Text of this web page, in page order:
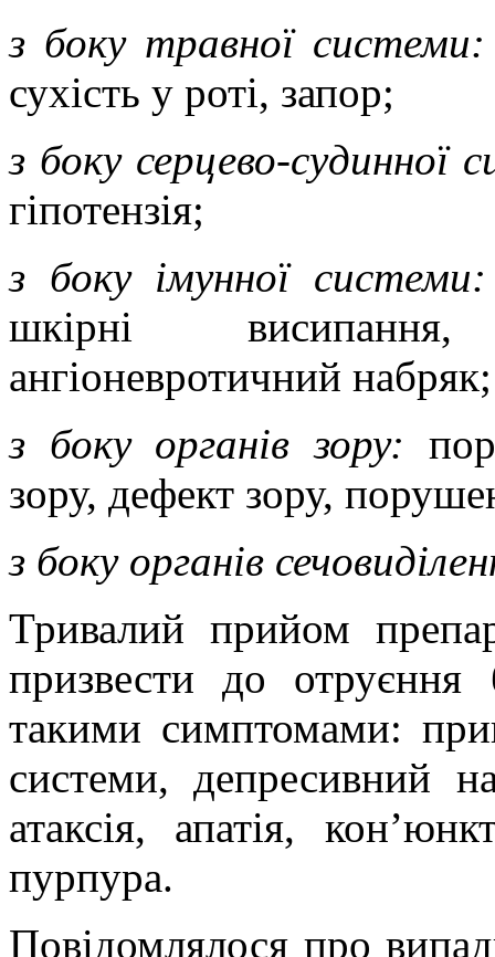
з боку травної системи:
сухість у роті, запор;
з боку серцево-судинної
гіпотензія;
з боку імунної системи:
шкірні
ангіоневротичний набряк;
з боку органів зору:
зору, дефект зору,
з боку органів
Тривалий прийом
призвести до отруєння
такими симптомами:
системи, депресивний
атаксія, апатія,
пурпура.
Повідомлялося про